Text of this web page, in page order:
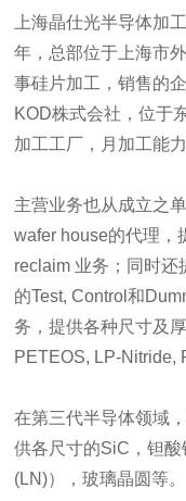
上海晶仕光半导体加
年，总部位于上海市
事硅片加工，销售的
KOD株式会社，位于
加工工厂，月加工能
主营业务也从成立之
wafer house的代理，
reclaim 业务；同时还
的Test, Control和
务，提供各种尺寸及
PETEOS, LP-Nitride,
在第三代半导体领域
供各尺寸的SiC，钽
(LN)），玻璃晶圆等。